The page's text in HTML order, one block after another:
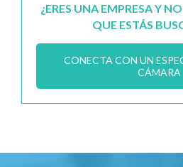
¿ERES UNA EMPRESA Y
QUE ESTÁS
CONECTA CON UN
CÁMARA